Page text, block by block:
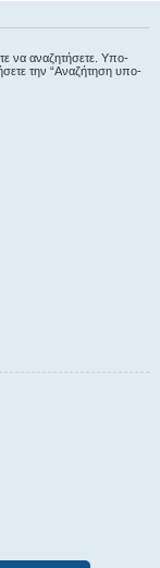
να αναζητήσετε. Υπο-
την “Αναζήτηση υπο-